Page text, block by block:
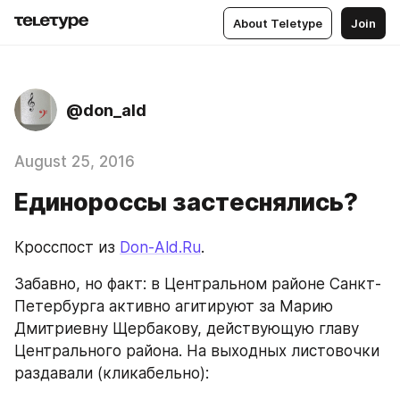
About Teletype Join
@don_ald
August 25, 2016
Единороссы застеснялись?
Кросспост из Don-Ald.Ru.
Забавно, но факт: в Центральном районе Санкт-
Петербурга активно агитируют за Марию
Дмитриевну Щербакову, действующую главу
Центрального района. На выходных листовочки
раздавали (кликабельно):